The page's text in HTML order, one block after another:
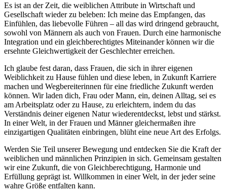
Es ist an der Zeit, die weiblichen Attribute in Wirtschaft und
Gesellschaft wieder zu beleben: Ich meine das Empfangen, das
Einfühlen, das liebevolle Führen – all das wird dringend gebraucht,
sowohl von Männern als auch von Frauen. Durch eine harmonische
Integration und ein gleichberechtigtes Miteinander können wir die
ersehnte Gleichwertigkeit der Geschlechter erreichen.
Ich glaube fest daran, dass Frauen, die sich in ihrer eigenen
Weiblichkeit zu Hause fühlen und diese leben, in Zukunft Karriere
machen und Wegbereiterinnen für eine friedliche Zukunft werden
können. Wir laden dich, Frau oder Mann, ein, deinen Alltag, sei es
am Arbeitsplatz oder zu Hause, zu erleichtern, indem du das
Verständnis deiner eigenen Natur wiederentdeckst, lebst und stärkst.
In einer Welt, in der Frauen und Männer gleichermaßen ihre
einzigartigen Qualitäten einbringen, blüht eine neue Art des Erfolgs.
Werden Sie Teil unserer Bewegung und entdecken Sie die Kraft der
weiblichen und männlichen Prinzipien in sich. Gemeinsam gestalten
wir eine Zukunft, die von Gleichberechtigung, Harmonie und
Erfüllung geprägt ist. Willkommen in einer Welt, in der jeder seine
wahre Größe entfalten kann.